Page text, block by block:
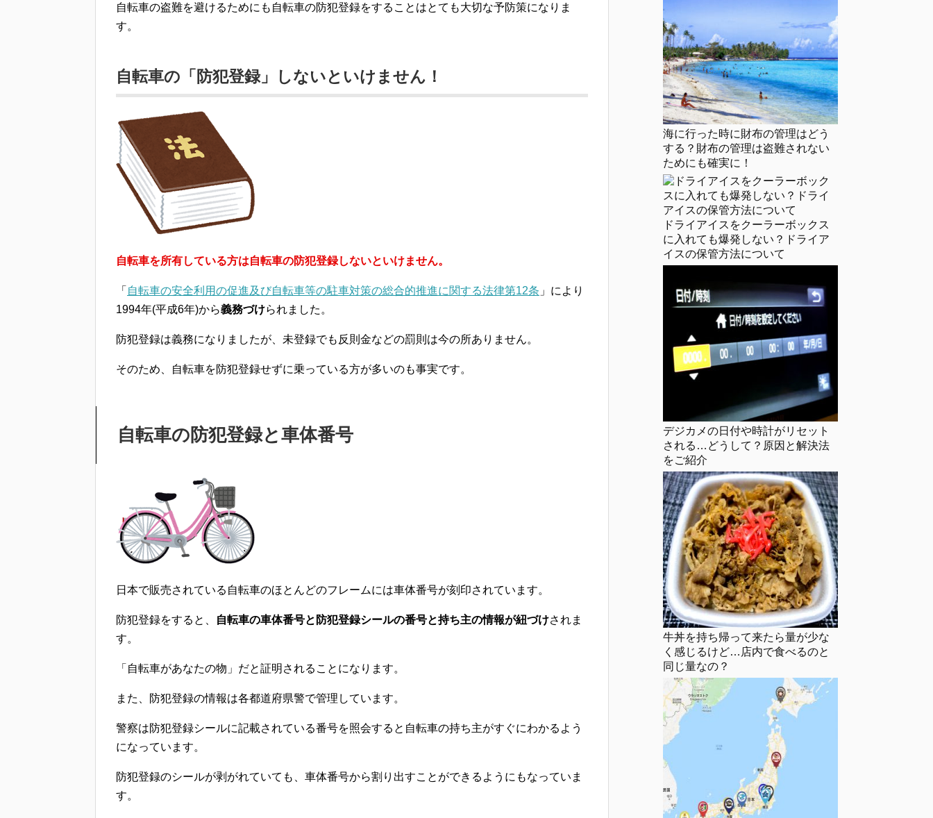
自転車の盗難を避けるためにも 自転車の防犯登録をすることはとても大切な予防策になりま
す。
自転車の「防犯登録」しないといけません！
自転車を所有している方は自転車の防犯登録しないといけません。
「 自転車の安全利用の促進及び自転車等の駐車対策の総合的推進に関する法律第12条 」により
1994年(平成6年)から義務づけられました。
防犯登録は義務になりましたが、 未登録でも反則金などの罰則は今の所ありません。
そのため、自転車を防犯登録せずに乗っている方が多いのも事実です。
自転車の防犯登録と車体番号
日本で販売されている自転車のほとんどのフレームには車体番号が刻印されています。
防犯登録をすると、 自転車の車体番号と防犯登録シールの番号と持ち主の情報が紐づけされま
す。
「自転車があなたの物」だと証明されることになります。
また、防犯登録の情報は各都道府県警で管理しています。
警察は防犯登録シールに記載されている番号を照会すると自転車の持ち主がすぐにわかる よう
になっています。
防犯登録のシールが剥がれていても、車体番号から割り出すことができるようにもなっていま
す。
海に行った時に財布の管理はどう
する？財布の管理は盗難されない
ためにも確実に！
ドライアイスをクーラーボックス
に入れても爆発しない？ドライア
イスの保管方法について
デジカメの日付や時計がリセット
される…どうして？原因と解決法
をご紹介
牛丼を持ち帰って来たら量が少な
く感じるけど…店内で食べるのと
同じ量なの？